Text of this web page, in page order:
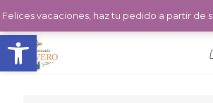
Abrir barra de herramientas
Felices vacaciones, haz tu pedido a partir de